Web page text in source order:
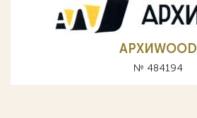
АРХИWOOD
№ 484194